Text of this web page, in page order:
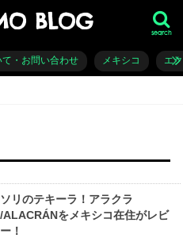
BLOG search
・お問い合わせ メキシコ エ
リのテキーラ！アラクラ
ALACRÁNをメキシコ在住がレビ
！